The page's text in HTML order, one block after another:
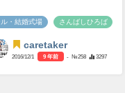
・結婚式場 さんばしひろば
caretaker
2016/12/1 9 年前 - №258 3297